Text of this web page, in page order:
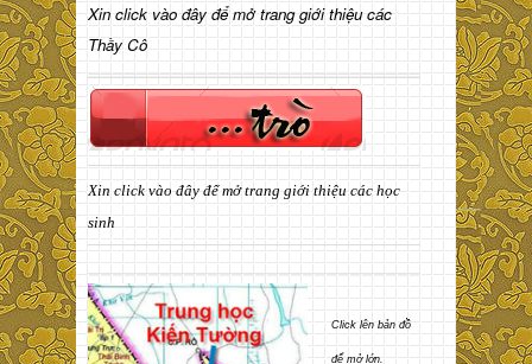
Xin click vào đây để mở trang giới thiệu các
Thầy Cô
Xin click vào đây để mở trang giới thiệu các học
sinh
Click lên bản đồ
để mở lớn.